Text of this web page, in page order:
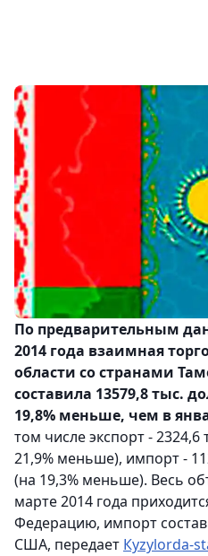
По предварительным
2014 года взаимная
области со странами
составила 13579,8 тыс.
19,8% меньше, чем в
том числе экспорт -
21,9% меньше), импорт -
(на 19,3% меньше). Весь
марте 2014 года
Федерацию, импорт
США, передает Кyzylorda-